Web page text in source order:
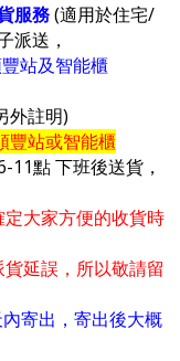
服務(適用於住宅/
派送，
站及智能櫃
外註明)
豐站或智能櫃
點 下班後送貨，
大家方便的收貨時
延誤，所以敬請留
寄出，寄出後大概